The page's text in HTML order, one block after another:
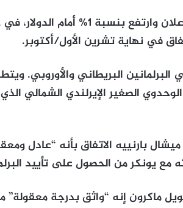
واستفاد الجنيه الاسترليني من
في نهاية تشرين الأول/أكتوبر.
البرلمانين البريطاني والأوروبي.
الصغير الإيرلندي الشمالي
بارنييه الاتفاق بأنه “عادل
مع يونكر من الحصول على تأييد
ماكرون إنه “واثق بدرجة معقولة”